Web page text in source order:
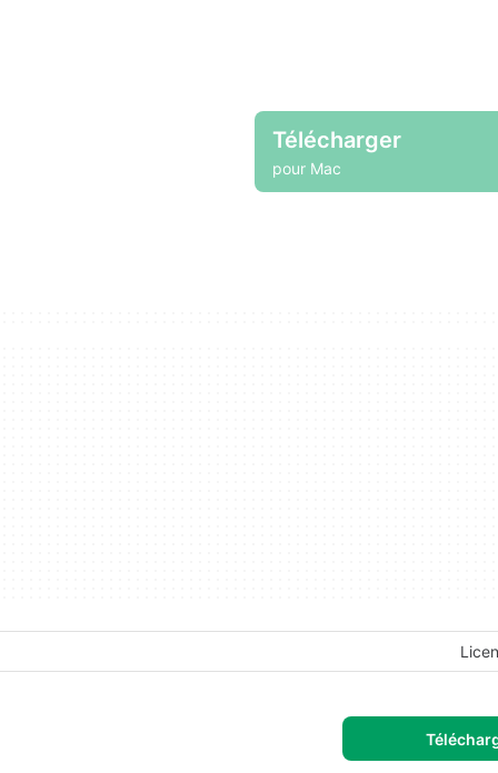
Télécharger
pour Mac